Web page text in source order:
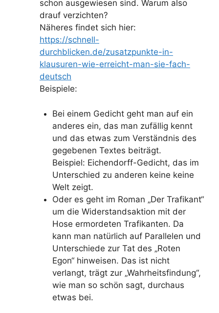
schon ausgewiesen sind. Warum also
drauf verzichten?
Näheres findet sich hier:
https://schnell-
durchblicken.de/zusatzpunkte-in-
klausuren-wie-erreicht-man-sie-fach-
deutsch
Beispiele:
Bei einem Gedicht geht man auf ein
anderes ein, das man zufällig kennt
und das etwas zum Verständnis des
gegebenen Textes beiträgt.
Beispiel: Eichendorff-Gedicht, das im
Unterschied zu anderen keine keine
Welt zeigt.
Oder es geht im Roman „Der Trafikant“
um die Widerstandsaktion mit der
Hose ermordeten Trafikanten. Da
kann man natürlich auf Parallelen und
Unterschiede zur Tat des „Roten
Egon“ hinweisen. Das ist nicht
verlangt, trägt zur „Wahrheitsfindung“,
wie man so schön sagt, durchaus
etwas bei.